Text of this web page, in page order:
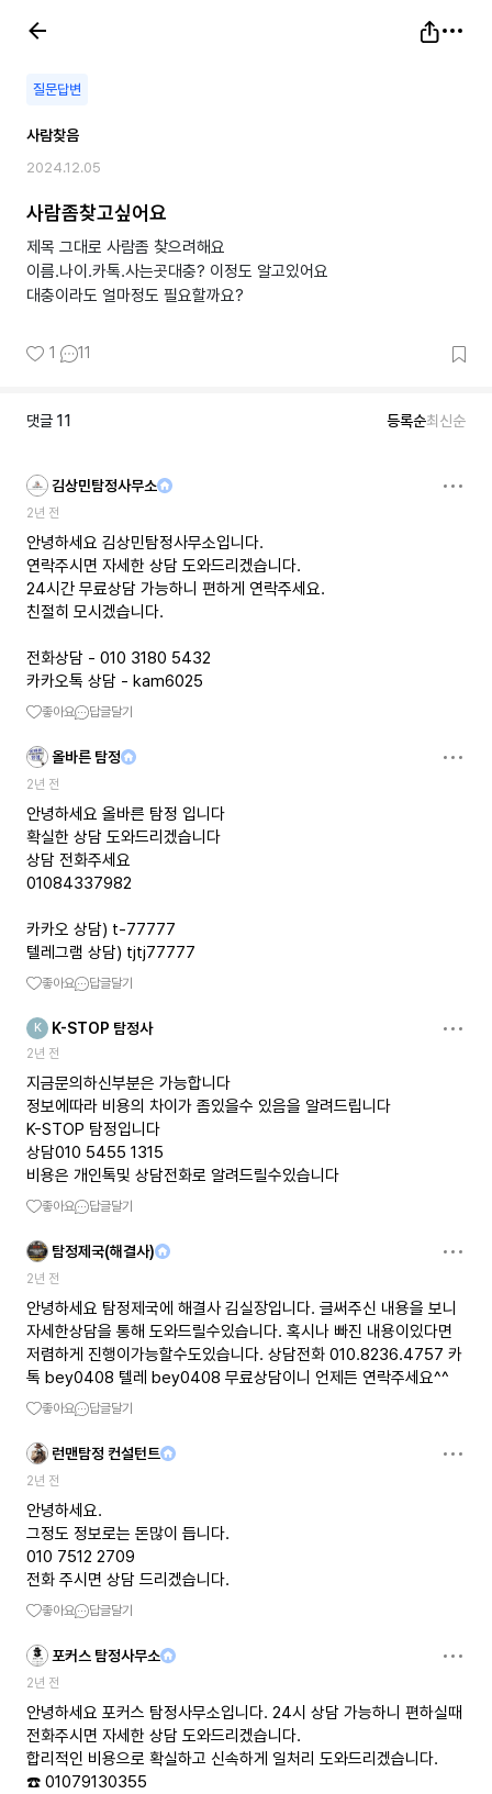
질문답변
사람찾음
2024.12.05
사람좀찾고싶어요
제목 그대로 사람좀 찾으려해요
이름.나이.카톡.사는곳대충? 이정도 알고있어요
대충이라도 얼마정도 필요할까요?
1 11
댓글 11 등록순최신순
김상민탐정사무소
2년 전
안녕하세요 김상민탐정사무소입니다.
연락주시면 자세한 상담 도와드리겠습니다.
24시간 무료상담 가능하니 편하게 연락주세요.
친절히 모시겠습니다.
전화상담 - 010 3180 5432
카카오톡 상담 - kam6025
좋아요 답글달기
올바른 탐정
2년 전
안녕하세요 올바른 탐정 입니다
확실한 상담 도와드리겠습니다
상담 전화주세요
01084337982
카카오 상담) t-77777
텔레그램 상담) tjtj77777
좋아요 답글달기
K K-STOP 탐정사
2년 전
지금문의하신부분은 가능합니다
정보에따라 비용의 차이가 좀있을수 있음을 알려드립니다
K-STOP 탐정입니다
상담010 5455 1315
비용은 개인톡및 상담전화로 알려드릴수있습니다
좋아요 답글달기
탐정제국(해결사)
2년 전
안녕하세요 탐정제국에 해결사 김실장입니다. 글써주신 내용을 보니
자세한상담을 통해 도와드릴수있습니다. 혹시나 빠진 내용이있다면
저렴하게 진행이가능할수도있습니다. 상담전화 010.8236.4757 카
톡 bey0408 텔레 bey0408 무료상담이니 언제든 연락주세요^^
좋아요 답글달기
런맨탐정 컨설턴트
2년 전
안녕하세요.
그정도 정보로는 돈많이 듭니다.
010 7512 2709
전화 주시면 상담 드리겠습니다.
좋아요 답글달기
포커스 탐정사무소
2년 전
안녕하세요 포커스 탐정사무소입니다. 24시 상담 가능하니 편하실때
전화주시면 자세한 상담 도와드리겠습니다.
합리적인 비용으로 확실하고 신속하게 일처리 도와드리겠습니다.
☎️ 01079130355